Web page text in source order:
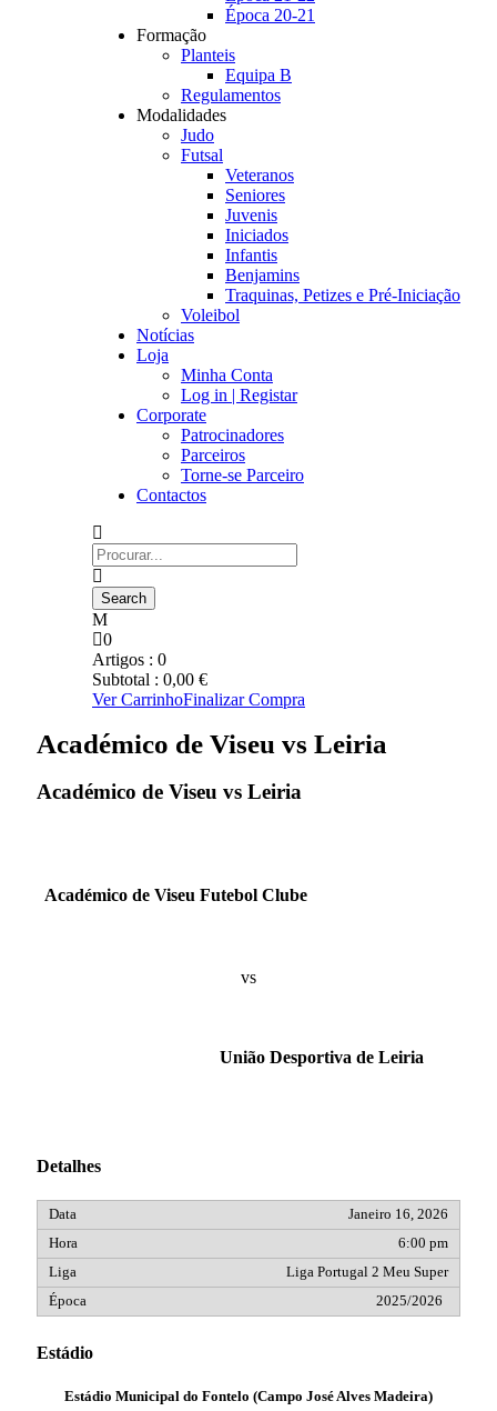
Época 20-21
Formação
Planteis
Equipa B
Regulamentos
Modalidades
Judo
Futsal
Veteranos
Seniores
Juvenis
Iniciados
Infantis
Benjamins
Traquinas, Petizes e Pré-Iniciação
Voleibol
Notícias
Loja
Minha Conta
Log in | Registar
Corporate
Patrocinadores
Parceiros
Torne-se Parceiro
Contactos
0
Artigos : 0
Subtotal : 0,00 €
Ver CarrinhoFinalizar Compra
Académico de Viseu vs Leiria
Académico de Viseu vs Leiria
Académico de Viseu Futebol Clube
vs
União Desportiva de Leiria
Detalhes
Janeiro 16, 2026
6:00 pm
Liga Portugal 2 Meu Super
2025/2026
Estádio
Estádio Municipal do Fontelo (Campo José Alves Madeira)